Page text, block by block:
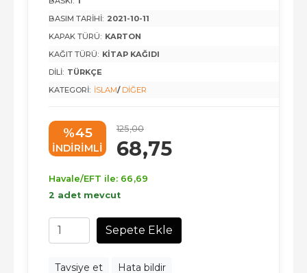
BASIM TARIHI: 2021-10-11
KAPAK TÜRÜ: KARTON
KAĞIT TÜRÜ: KITAP KAĞIDI
DILI: TÜRKÇE
KATEGORI: İSLAM/ DIĞER
%45
INDIRIMLI
125,00
68,75
Havale/EFT ile: 66 ,69
2 adet mevcut
Sepete Ekle
Tavsiye et Hata bildir